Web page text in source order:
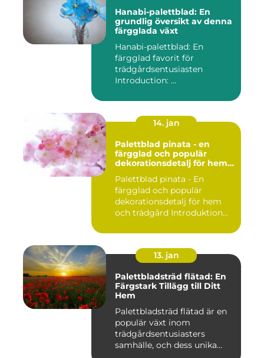
Hanabi-palettblad: En
grundlig översikt av denna
färgglada växt
Hanabi-palettblad: En
färgglad favorit för
trädgårdsentusiasten
Introduction: ...
14. jan
Palettblad pinata - en
färgglad och populär
dekorationsdetalj för hem
Palettblad pinata - En
färgglad och populär
dekorationsdetalj för hem
och trädgård Introduktion
13. jan
Palettbladsträd flätad: En
Färgstark Tillägg till Ditt
Hem
Palettbladsträd flätad är en
populär växt inom
trädgårdsentusiasters
samhälle, och dess unika